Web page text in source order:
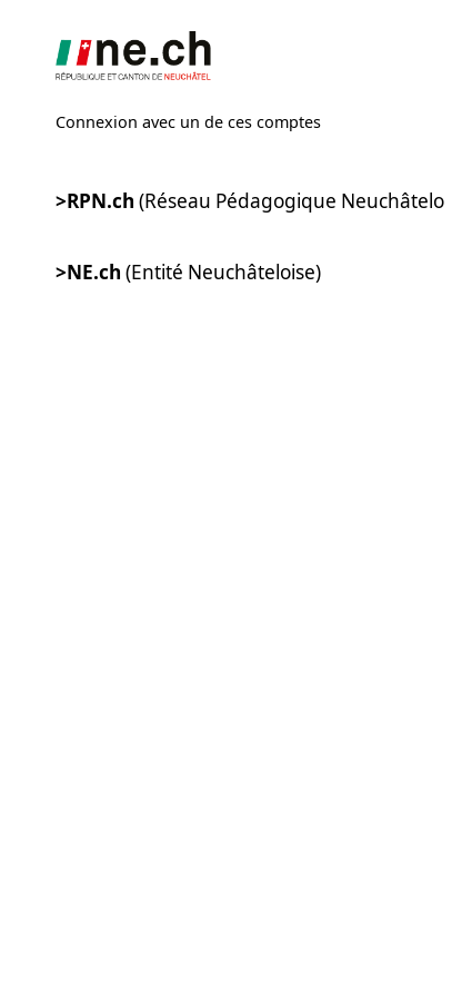
Connexion avec un de ces comptes
>RPN.ch (Réseau Pédagogique Neuchâtelois)
>NE.ch (Entité Neuchâteloise)